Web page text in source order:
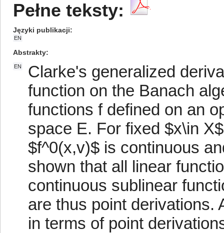
Pełne teksty:
Języki publikacji
EN
Abstrakty
EN
Clarke's generalized
function on the Banach
functions f defined on an
space E. For fixed $x\in
$f^0(x,v)$ is continuous
shown that all linear
continuous sublinear
are thus point derivations.
in terms of point